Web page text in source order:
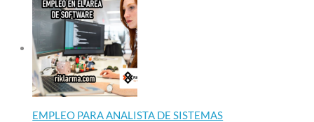
EMPLEO PARA ANALISTA DE SISTEMAS